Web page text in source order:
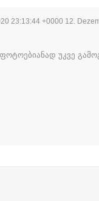
23:13:44 +0000 12.
უკვე